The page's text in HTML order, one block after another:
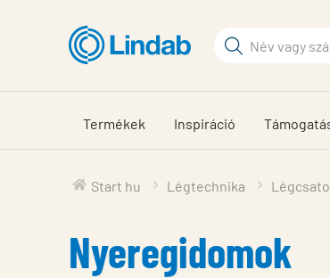
tartalomhoz
Keresési
keresése
Termékek Inspiráció
Start hu Légtechnika
Nyeregidomok